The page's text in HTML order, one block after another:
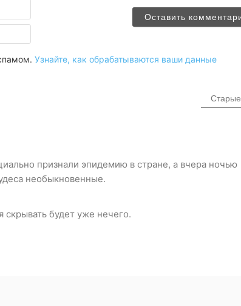
Узнайте, как обрабатываются ваши данные
Старые
признали эпидемию в стране, а вчера ночью
необыкновенные.
будет уже нечего.